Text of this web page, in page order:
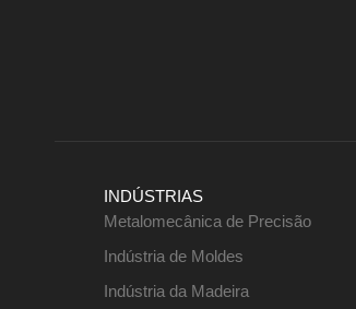
INDÚSTRIAS
Metalomecânica de Precisão
Indústria de Moldes
Indústria da Madeira